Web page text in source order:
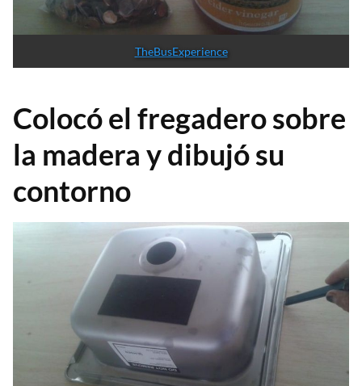
TheBusExperience
Colocó el fregadero sobre
la madera y dibujó su
contorno